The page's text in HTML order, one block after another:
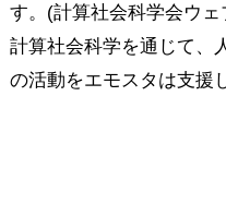
す。(計算社会科学会ウェ
計算社会科学を通じて、
の活動をエモスタは支援